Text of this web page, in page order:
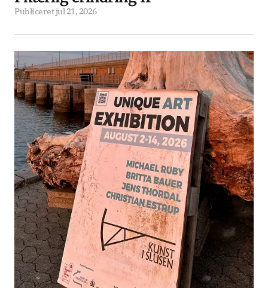
Publiceretjul 21, 2026